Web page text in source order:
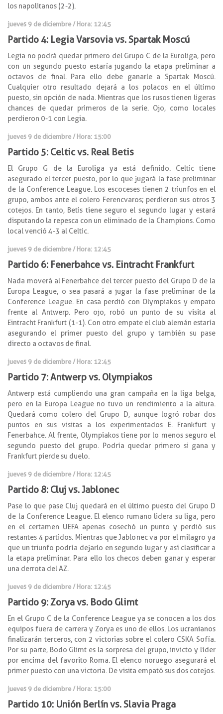
los napolitanos (2-2).
jueves 9 de diciembre / Hora: 12:45
Partido 4: Legia Varsovia vs. Spartak Moscú
Legia no podrá quedar primero del Grupo C de la Euroliga, pero
con un segundo puesto estaría jugando la etapa preliminar a
octavos de final. Para ello debe ganarle a Spartak Moscú.
Cualquier otro resultado dejará a los polacos en el último
puesto, sin opción de nada. Mientras que los rusos tienen ligeras
chances de quedar primeros de la serie. Ojo, como locales
perdieron 0-1 con Legia.
jueves 9 de diciembre / Hora: 15:00
Partido 5: Celtic vs. Real Betis
El Grupo G de la Euroliga ya está definido. Celtic tiene
asegurado el tercer puesto, por lo que jugará la fase preliminar
de la Conference League. Los escoceses tienen 2 triunfos en el
grupo, ambos ante el colero Ferencvaros; perdieron sus otros 3
cotejos. En tanto, Betis tiene seguro el segundo lugar y estará
disputando la repesca con un eliminado de la Champions. Como
local venció 4-3 al Celtic.
jueves 9 de diciembre / Hora: 12:45
Partido 6: Fenerbahce vs. Eintracht Frankfurt
Nada moverá al Fenerbahce del tercer puesto del Grupo D de la
Europa League, o sea pasará a jugar la fase preliminar de la
Conference League. En casa perdió con Olympiakos y empato
frente al Antwerp. Pero ojo, robó un punto de su visita al
Eintracht Frankfurt (1-1). Con otro empate el club alemán estaría
asegurando el primer puesto del grupo y también su pase
directo a octavos de final.
jueves 9 de diciembre / Hora: 12:45
Partido 7: Antwerp vs. Olympiakos
Antwerp está cumpliendo una gran campaña en la liga belga,
pero en la Europa League no tuvo un rendimiento a la altura.
Quedará como colero del Grupo D, aunque logró robar dos
puntos en sus visitas a los experimentados E. Frankfurt y
Fenerbahce. Al frente, Olympiakos tiene por lo menos seguro el
segundo puesto del grupo. Podría quedar primero si gana y
Frankfurt pierde su duelo.
jueves 9 de diciembre / Hora: 12:45
Partido 8: Cluj vs. Jablonec
Pase lo que pase Cluj quedará en el último puesto del Grupo D
de la Conference League. El elenco rumano lidera su liga, pero
en el certamen UEFA apenas cosechó un punto y perdió sus
restantes 4 partidos. Mientras que Jablonec va por el milagro ya
que un triunfo podría dejarlo en segundo lugar y así clasificar a
la etapa preliminar. Para ello los checos deben ganar y esperar
una derrota del AZ.
jueves 9 de diciembre / Hora: 12:45
Partido 9: Zorya vs. Bodo Glimt
En el Grupo C de la Conference League ya se conocen a los dos
equipos fuera de carrera y Zorya es uno de ellos. Los ucranianos
finalizarán terceros, con 2 victorias sobre el colero CSKA Sofía.
Por su parte, Bodo Glimt es la sorpresa del grupo, invicto y líder
por encima del favorito Roma. El elenco noruego asegurará el
primer puesto con una victoria. De visita empató sus dos cotejos.
jueves 9 de diciembre / Hora: 15:00
Partido 10: Unión Berlín vs. Slavia Praga